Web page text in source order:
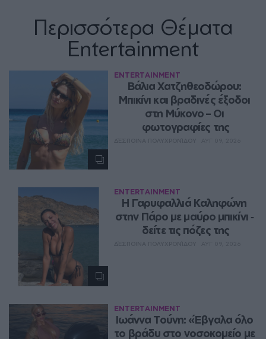
Περισσότερα Θέματα
Entertainment
ENTERTAINMENT
Βάλια Χατζηθεοδώρου:
Μπικίνι και βραδινές έξοδοι
στη Μύκονο – Οι
φωτογραφίες της
ENTERTAINMENT
Η Γαρυφαλλιά Καληφώνη
στην Πάρο με μαύρο μπικίνι ‑
δείτε τις πόζες της
ENTERTAINMENT
Ιωάννα Τούνη: «Έβγαλα όλο
το βράδυ στο νοσοκομείο με